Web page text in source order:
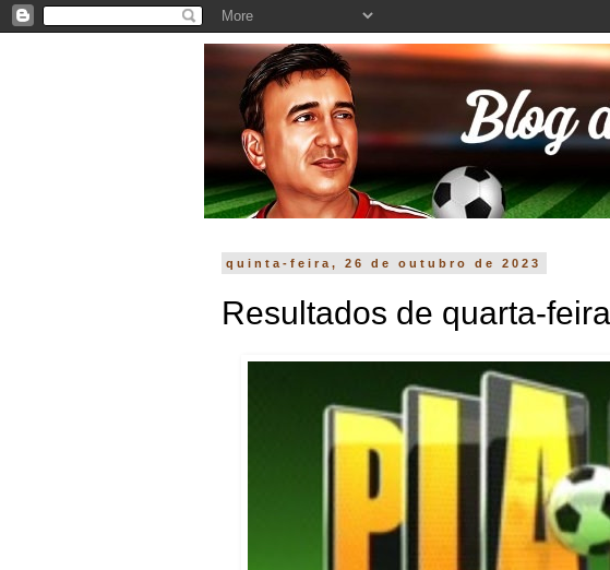
quinta-feira, 26 de outubro de 2023
Resultados de quarta-feira